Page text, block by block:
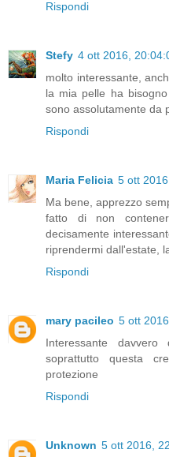
Rispondi
Stefy 4 ott 2016,
molto interessante,
la mia pelle ha
sono assolutamente da
Rispondi
Maria Felicia 5 ott
Ma bene, apprezzo
fatto di non
decisamente
riprendermi dall'estate,
Rispondi
mary pacileo 5 ott
Interessante
soprattutto questa
protezione
Rispondi
Unknown 5 ott 2016,